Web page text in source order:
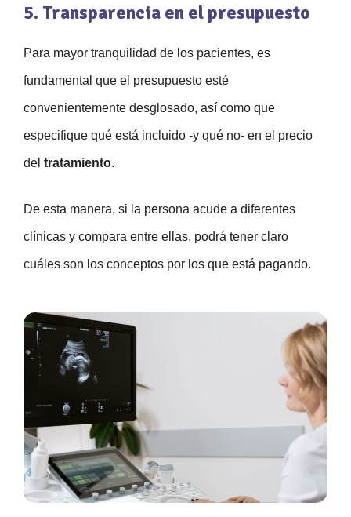
5. Transparencia en el presupuesto
Para mayor tranquilidad de los pacientes, es
fundamental que el presupuesto esté
convenientemente desglosado, así como que
especifique qué está incluido -y qué no- en el precio
del tratamiento.
De esta manera, si la persona acude a diferentes
clínicas y compara entre ellas, podrá tener claro
cuáles son los conceptos por los que está pagando.